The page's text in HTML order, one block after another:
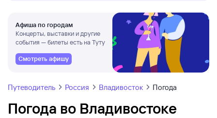
Афиша по городам
Концерты, выставки и другие
события — билеты есть на Туту
Смотреть афишу
Путеводитель Россия Владивосток Погода
Погода во Владивостоке